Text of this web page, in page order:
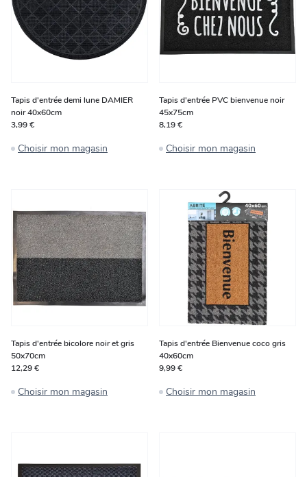
Tapis d'entrée demi lune DAMIER
noir 40x60cm
3,99 €
Choisir mon magasin
Tapis d'entrée PVC bienvenue noir
45x75cm
8,19 €
Choisir mon magasin
Tapis d'entrée bicolore noir et gris
50x70cm
12,29 €
Choisir mon magasin
Tapis d'entrée Bienvenue coco gris
40x60cm
9,99 €
Choisir mon magasin